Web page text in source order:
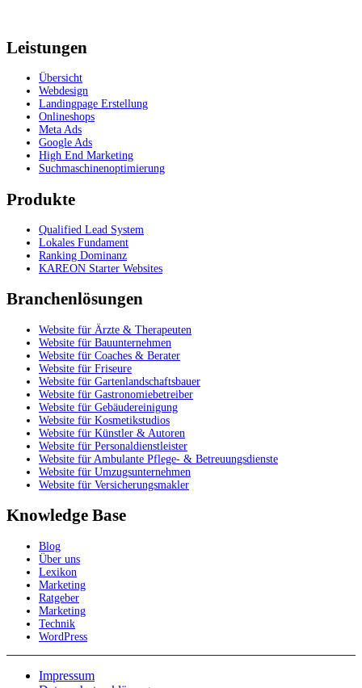
Leistungen
Übersicht
Webdesign
Landingpage Erstellung
Onlineshops
Meta Ads
Google Ads
High End Marketing
Suchmaschinenoptimierung
Produkte
Qualified Lead System
Lokales Fundament
Ranking Dominanz
KAREON Starter Websites
Branchenlösungen
Website für Ärzte & Therapeuten
Website für Bauunternehmen
Website für Coaches & Berater
Website für Friseure
Website für Gartenlandschaftsbauer
Website für Gastronomiebetreiber
Website für Gebäudereinigung
Website für Kosmetikstudios
Website für Künstler & Autoren
Website für Personaldienstleister
Website für Ambulante Pflege- & Betreuungsdienste
Website für Umzugsunternehmen
Website für Versicherungsmakler
Knowledge Base
Blog
Über uns
Lexikon
Marketing
Ratgeber
Marketing
Technik
WordPress
Impressum